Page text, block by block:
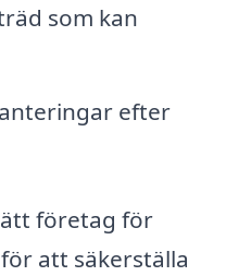
som kan
efter
företag för
för att säkerställa